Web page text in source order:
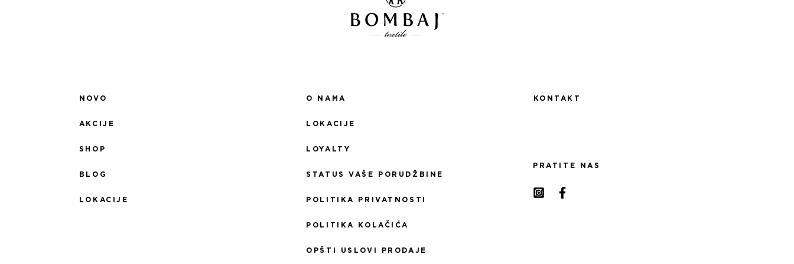
NOVO
AKCIJE
SHOP
BLOG
LOKACIJE
O NAMA
LOKACIJE
LOYALTY
STATUS VAŠE PORUDŽBINE
POLITIKA PRIVATNOSTI
POLITIKA KOLAČIĆA
OPŠTI USLOVI PRODAJE
KONTAKT
PRATITE NAS